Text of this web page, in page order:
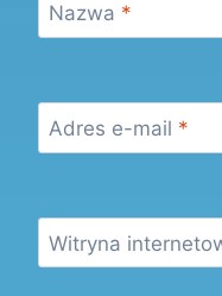
Nazwa *
Adres e-mail *
Witryna